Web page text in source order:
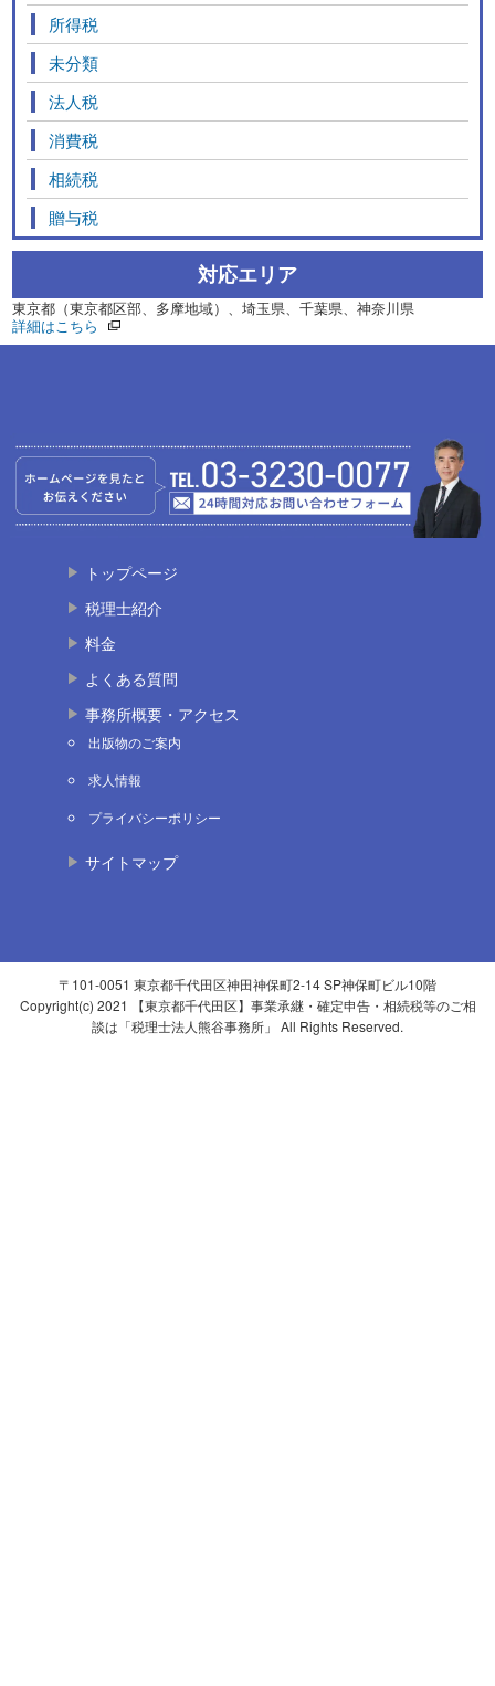
所得税
未分類
法人税
消費税
相続税
贈与税
対応エリア
東京都（東京都区部、多摩地域）、埼玉県、千葉県、神奈川県
詳細はこちら
トップページ
税理士紹介
料金
よくある質問
事務所概要・アクセス
出版物のご案内
求人情報
プライバシーポリシー
サイトマップ
〒101-0051 東京都千代田区神田神保町2-14 SP神保町ビル10階
Copyright(c) 2021 【東京都千代田区】事業承継・確定申告・相続税等のご相
談は「税理士法人熊谷事務所」 All Rights Reserved.